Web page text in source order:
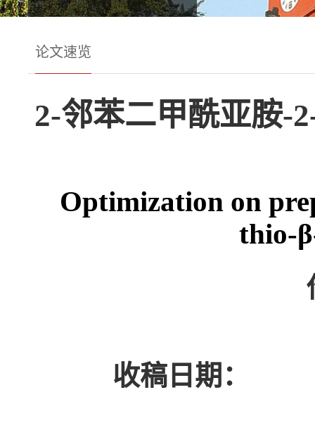
论文速览
2-邻苯二甲酰亚胺-
Optimization on
thio-
收稿日期：